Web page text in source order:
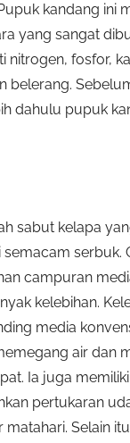
kandang ini
yang sangat
nitrogen, fosfor,
belerang.
dahulu pupuk
sabut kelapa
semacam serbuk.
campuran
kelebihan.
media
air dan
Ia juga
pertukaran
matahari. Selain